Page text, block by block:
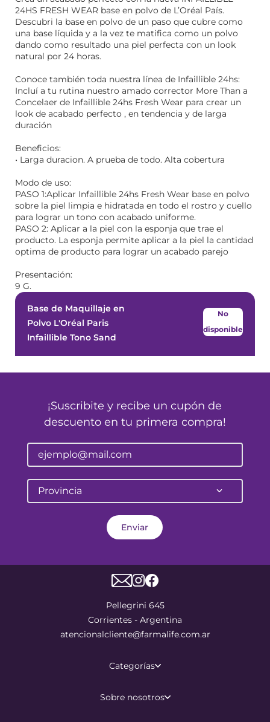
24HS FRESH WEAR base en polvo de L’Oréal País.
Descubri la base en polvo de un paso que cubre como
una base líquida y a la vez te matifica como un polvo
dando como resultado una piel perfecta con un look
natural por 24 horas.
Conoce también toda nuestra línea de Infaillible 24hs:
Incluí a tu rutina nuestro amado corrector More Than a
Concelaer de Infaillible 24hs Fresh Wear para crear un
look de acabado perfecto , en tendencia y de larga
duración
Beneficios:
• Larga duracion. A prueba de todo. Alta cobertura
Modo de uso:
PASO 1:Aplicar Infaillible 24hs Fresh Wear base en polvo
sobre la piel limpia e hidratada en todo el rostro y cuello
para lograr un tono con acabado uniforme.
PASO 2: Aplicar a la piel con la esponja que trae el
producto. La esponja permite aplicar a la piel la cantidad
optima de producto para lograr un acabado parejo
Presentación:
9 G.
Base de Maquillaje en
Polvo L'Oréal Paris
Infaillible Tono Sand
No
disponible
¡Suscribite y recibe un cupón de
descuento en tu primera compra!
Provincia
Enviar
Pellegrini 645
Corrientes - Argentina
atencionalcliente@farmalife.com.ar
Categorías
Sobre nosotros